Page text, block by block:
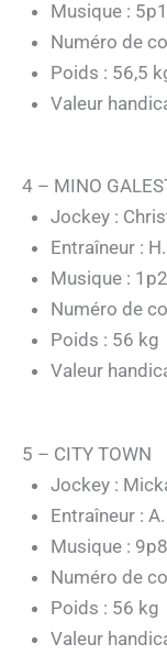
Musique :
Numéro de
Poids : 56,5
Valeur
4 – MINO
Jockey :
Entraîneur :
Musique :
Numéro de
Poids : 56 kg
Valeur
5 – CITY TOWN
Jockey :
Entraîneur :
Musique :
Numéro de
Poids : 56 kg
Valeur